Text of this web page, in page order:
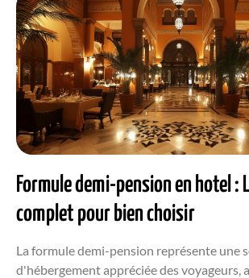
Formule demi-pension en hotel :
complet pour bien choisir
La formule demi-pension représente une
d'hébergement appréciée des voyageurs,